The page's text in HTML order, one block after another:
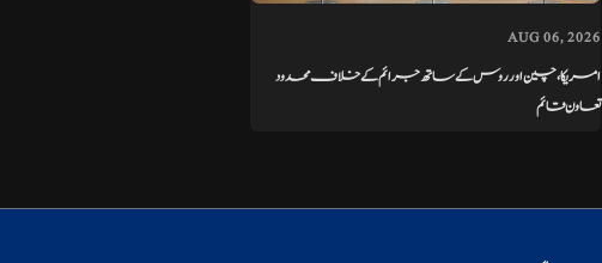
AUG 06, 2026
امریکا، چین اور روس کے ساتھ جرائم کے خلاف محدود
تعاون قائم